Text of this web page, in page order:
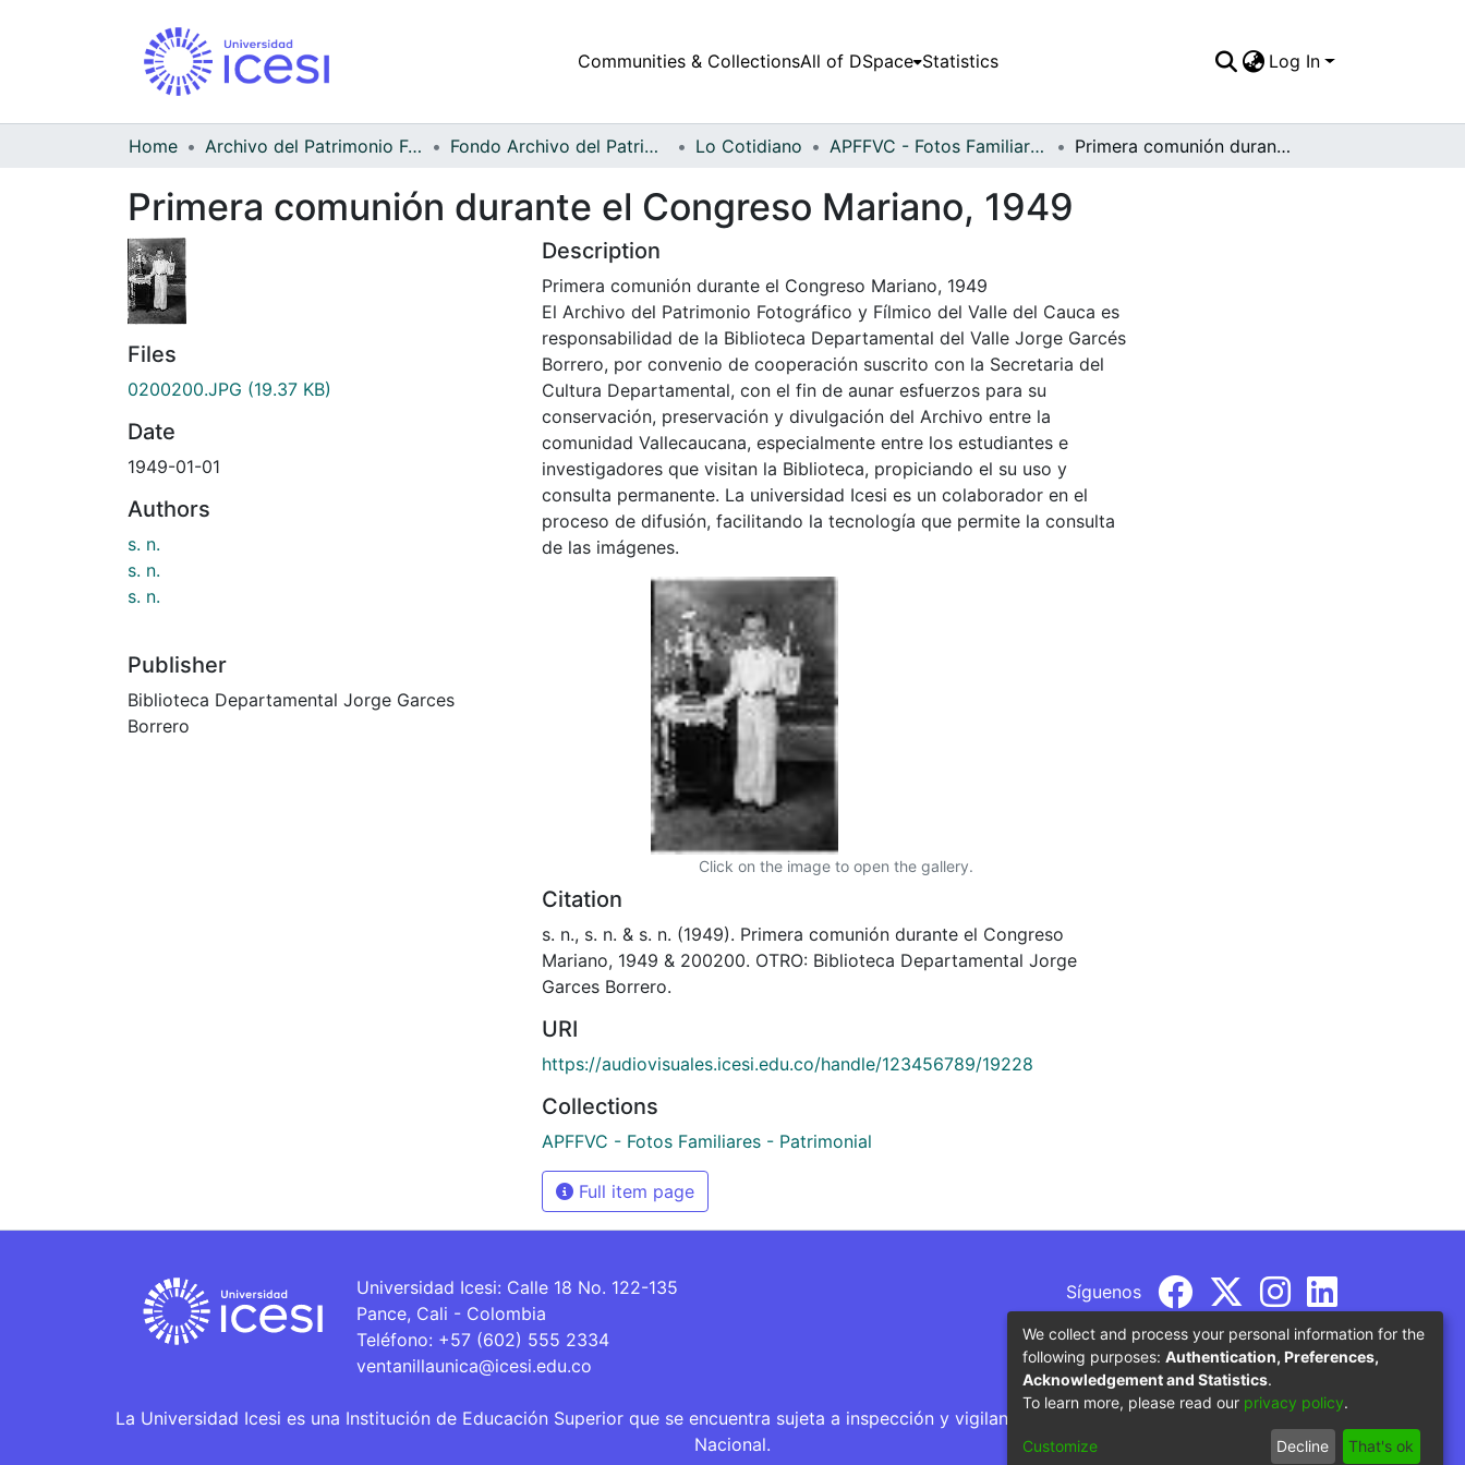
Communities & CollectionsAll of DSpace Statistics Log In
Home Archivo del Patrimonio Fotográfico y Fílmico del Valle del Cauca Fondo Archivo del Patrimonio Fotográfico y Fílmico del Valle del Cauca Lo Cotidiano APFFVC - Fotos Familiares - Patrimonial Primera comunión durante el Congreso Mariano, 1949
Primera comunión durante el Congreso Mariano, 1949
Files
0200200.JPG (19.37 KB)
Date
1949-01-01
Authors
s. n.
s. n.
s. n.
Publisher
Biblioteca Departamental Jorge Garces
Borrero
Description
Primera comunión durante el Congreso Mariano, 1949
El Archivo del Patrimonio Fotográfico y Fílmico del Valle del Cauca es
responsabilidad de la Biblioteca Departamental del Valle Jorge Garcés
Borrero, por convenio de cooperación suscrito con la Secretaria del
Cultura Departamental, con el fin de aunar esfuerzos para su
conservación, preservación y divulgación del Archivo entre la
comunidad Vallecaucana, especialmente entre los estudiantes e
investigadores que visitan la Biblioteca, propiciando el su uso y
consulta permanente. La universidad Icesi es un colaborador en el
proceso de difusión, facilitando la tecnología que permite la consulta
de las imágenes.
Click on the image to open the gallery.
Citation
s. n., s. n. & s. n. (1949). Primera comunión durante el Congreso
Mariano, 1949 & 200200. OTRO: Biblioteca Departamental Jorge
Garces Borrero.
URI
https://audiovisuales.icesi.edu.co/handle/123456789/19228
Collections
APFFVC - Fotos Familiares - Patrimonial
Full item page
Universidad Icesi: Calle 18 No. 122-135
Pance, Cali - Colombia
Teléfono: +57 (602) 555 2334
ventanillaunica@icesi.edu.co
Síguenos
La Universidad Icesi es una Institución de Educación Superior que se encuentra sujeta a inspección y vigilancia por parte del Ministerio de Educación
Nacional.
We collect and process your personal information for the
following purposes: Authentication, Preferences,
Acknowledgement and Statistics.
To learn more, please read our privacy policy.
Customize Decline That's ok